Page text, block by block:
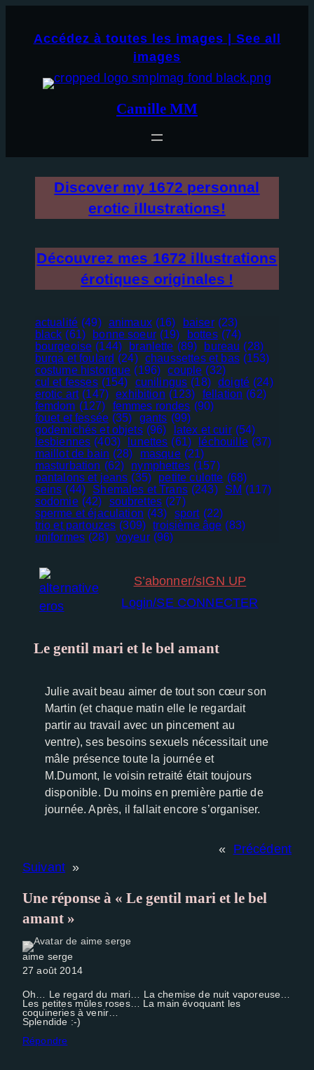
Accédez à toutes les images | See all
images
Camille MM
Discover my 1672 personnal
erotic illustrations!
Découvrez mes 1672 illustrations
érotiques originales !
actualité (49) animaux (16) baiser (23)
black (61) bonne soeur (19) bottes (74)
bourgeoise (144) branlette (89) bureau (28)
burqa et foulard (24) chaussettes et bas (153)
costume historique (196) couple (32)
cul et fesses (154) cunilingus (18) doigté (24)
erotic art (147) exhibition (123) fellation (62)
femdom (127) femmes rondes (90)
fouet et fessée (35) gants (99)
godemichés et objets (96) latex et cuir (54)
lesbiennes (403) lunettes (61) léchouille (37)
maillot de bain (28) masque (21)
masturbation (62) nymphettes (157)
pantalons et jeans (35) petite culotte (68)
seins (44) Shemales et Trans (243) SM (117)
sodomie (42) soubrettes (27)
sperme et éjaculation (43) sport (22)
trio et partouzes (309) troisième âge (83)
uniformes (28) voyeur (96)
S’abonner/sIGN UP
Login/SE CONNECTER
Le gentil mari et le bel amant
Julie avait beau aimer de tout son cœur son
Martin (et chaque matin elle le regardait
partir au travail avec un pincement au
ventre), ses besoins sexuels nécessitait une
mâle présence toute la journée et
M.Dumont, le voisin retraité était toujours
disponible. Du moins en première partie de
journée. Après, il fallait encore s’organiser.
«
Précédent
Suivant »
Une réponse à « Le gentil mari et le bel
amant »
aime serge
27 août 2014
Oh… Le regard du mari… La chemise de nuit vaporeuse…
Les petites mûles roses… La main évoquant les
coquineries à venir…
Splendide :-)
Répondre
Nécessaire
Ces cookies
ne sont pas
nécessaires au
fonctionnement
du site Web.
Experience
site Web
fonctionne
que possible
lors de votre
visite. Si vous
refusez ces
cookies,
certaines